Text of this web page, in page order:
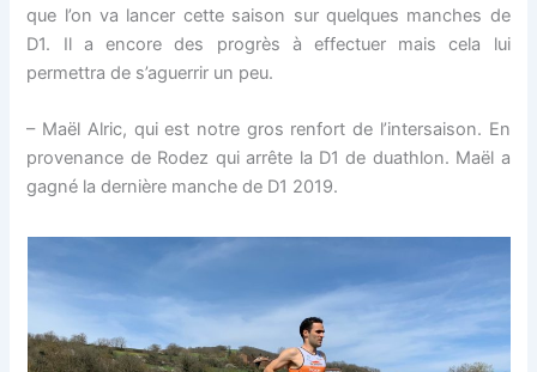
que l’on va lancer cette saison sur quelques manches de
D1. Il a encore des progrès à effectuer mais cela lui
permettra de s’aguerrir un peu.
– Maël Alric, qui est notre gros renfort de l’intersaison. En
provenance de Rodez qui arrête la D1 de duathlon. Maël a
gagné la dernière manche de D1 2019.